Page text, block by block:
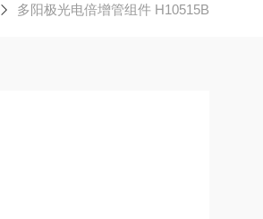
多阳极光电倍增管组件 H10515B